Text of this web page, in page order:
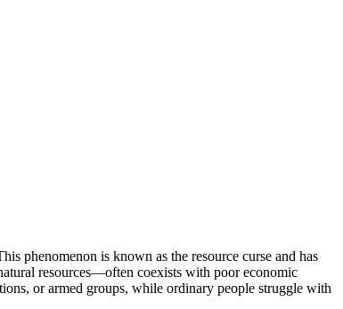
phenomenon is known as the resource curse and has
resources—often coexists with poor economic
or armed groups, while ordinary people struggle with